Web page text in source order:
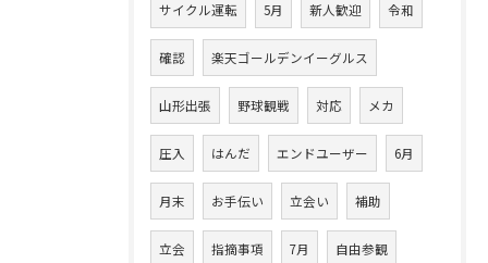
サイクル運転 5月 新人歓迎 令和
確認 楽天ゴールデンイーグルス
山形出張 野球観戦 対応 メカ
圧入 はんだ エンドユーザー 6月
月末 お手伝い 立会い 補助
立会 指摘事項 7月 自由参観